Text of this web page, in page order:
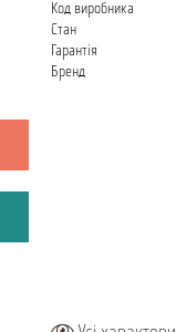
Код виробника
Стан
Гарантія
Бренд